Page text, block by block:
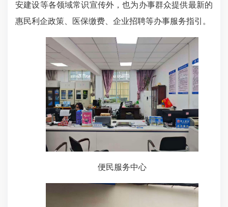
安建设等各领域常识宣传外，也为办事群众提供最新的
惠民利企政策、医保缴费、企业招聘等办事服务指引。
便民服务中心